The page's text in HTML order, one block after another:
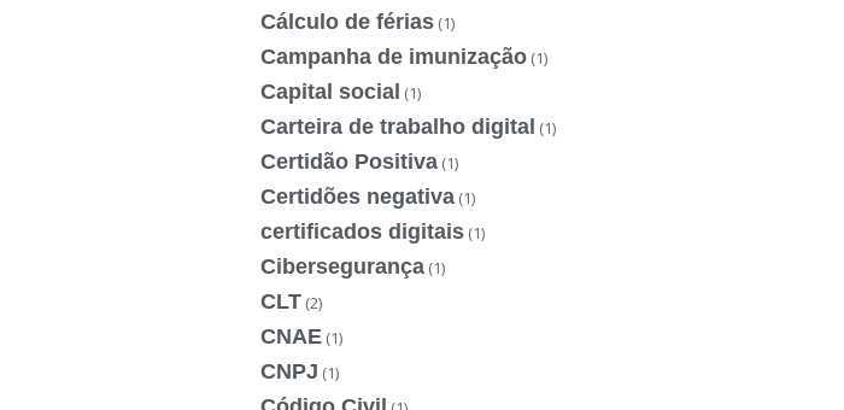
Cálculo de férias (1)
Campanha de imunização (1)
Capital social (1)
Carteira de trabalho digital (1)
Certidão Positiva (1)
Certidões negativa (1)
certificados digitais (1)
Cibersegurança (1)
CLT (2)
CNAE (1)
CNPJ (1)